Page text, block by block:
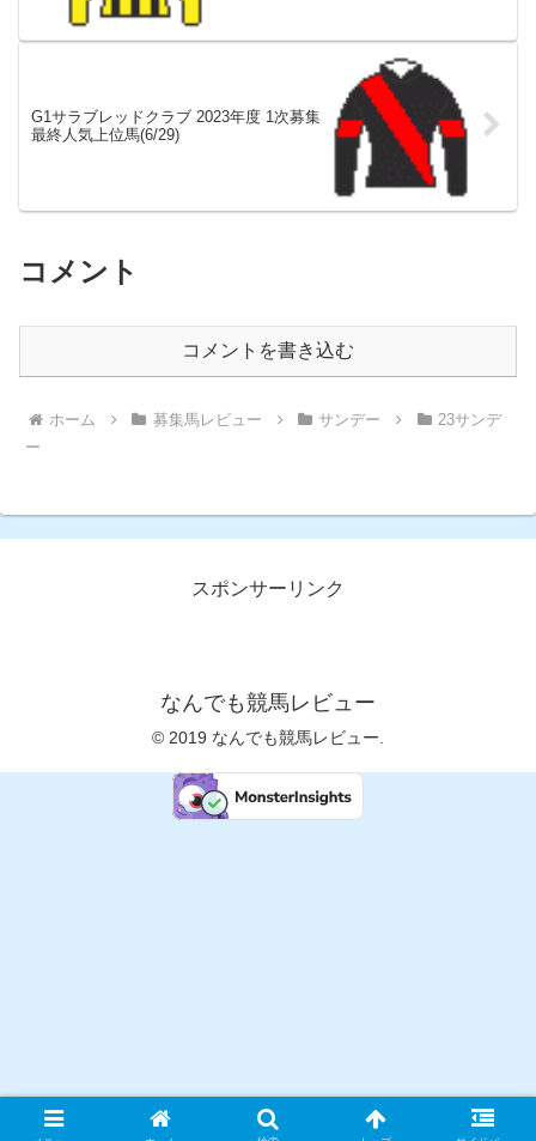
G1サラブレッドクラブ 2023年度 1次募集
最終人気上位馬(6/29)
コメント
コメントを書き込む
ホーム 募集馬レビュー サンデー
23サンデ
ー
スポンサーリンク
なんでも競馬レビュー
© 2019 なんでも競馬レビュー.